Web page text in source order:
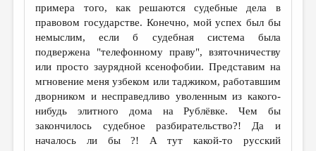
примера того, как решаются судебные дела в
правовом государстве. Конечно, мой успех был бы
немыслим, если б судебная система была
подвержена "телефонному праву", взяточничеству
или просто заурядной ксенофобии. Представим на
мгновение меня узбеком или таджиком, работавшим
дворником и несправедливо уволенным из какого-
нибудь элитного дома на Рублёвке. Чем бы
закончилось судебное разбирательство?! Да и
началось ли бы ?! А тут какой-то русский